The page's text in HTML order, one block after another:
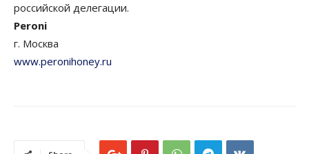
российской делегации.
Peroni
г. Москва
www.peronihoney.ru